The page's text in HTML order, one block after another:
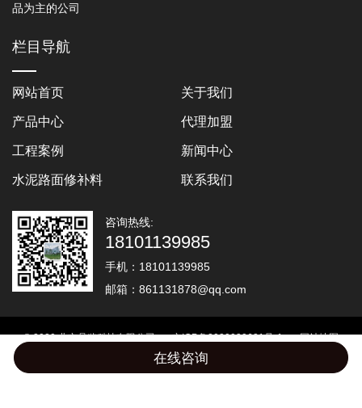
品为主的公司
栏目导航
网站首页 关于我们
产品中心 代理加盟
工程案例 新闻中心
水泥路面修补料 联系我们
咨询热线:
18101139985
手机： 18101139985
邮箱： 861131878@qq.com
© 2020 北京品鉴科技有限公司 京ICP备2020039621号-1 网站地图
网站开发:超越无限
短信
在线咨询